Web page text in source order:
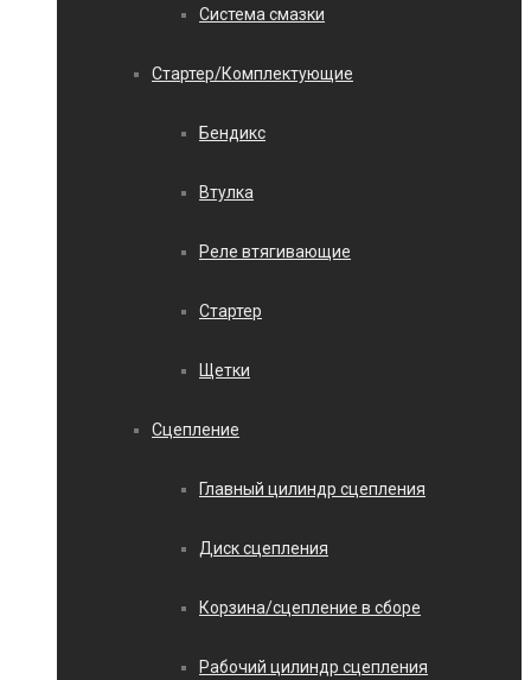
Система смазки
Стартер/Комплектующие
Бендикс
Втулка
Реле втягивающие
Стартер
Щетки
Сцепление
Главный цилиндр сцепления
Диск сцепления
Корзина/сцепление в сборе
Рабочий цилиндр сцепления